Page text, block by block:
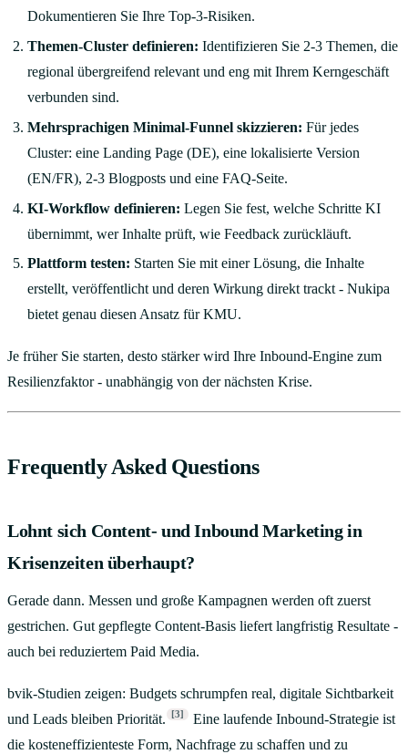
Dokumentieren Sie Ihre Top-3-Risiken.
Themen-Cluster definieren: Identifizieren Sie 2-3 Themen, die
regional übergreifend relevant und eng mit Ihrem Kerngeschäft
verbunden sind.
Mehrsprachigen Minimal-Funnel skizzieren: Für jedes
Cluster: eine Landing Page (DE), eine lokalisierte Version
(EN/FR), 2-3 Blogposts und eine FAQ-Seite.
KI-Workflow definieren: Legen Sie fest, welche Schritte KI
übernimmt, wer Inhalte prüft, wie Feedback zurückläuft.
Plattform testen: Starten Sie mit einer Lösung, die Inhalte
erstellt, veröffentlicht und deren Wirkung direkt trackt - Nukipa
bietet genau diesen Ansatz für KMU.
Je früher Sie starten, desto stärker wird Ihre Inbound-Engine zum
Resilienzfaktor - unabhängig von der nächsten Krise.
Frequently Asked Questions
Lohnt sich Content- und Inbound Marketing in
Krisenzeiten überhaupt?
Gerade dann. Messen und große Kampagnen werden oft zuerst
gestrichen. Gut gepflegte Content-Basis liefert langfristig Resultate -
auch bei reduziertem Paid Media.
bvik-Studien zeigen: Budgets schrumpfen real, digitale Sichtbarkeit
und Leads bleiben Priorität.
[3]
Eine laufende Inbound-Strategie ist
die kosteneffizienteste Form, Nachfrage zu schaffen und zu